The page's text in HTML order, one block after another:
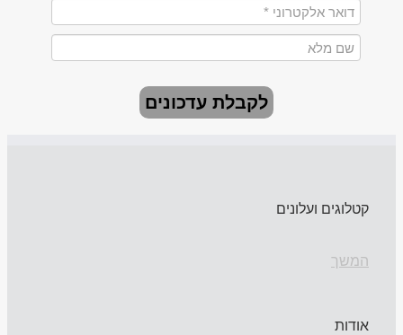
לקבלת עדכונים
קטלוגים ועלונים
המשך
אודות